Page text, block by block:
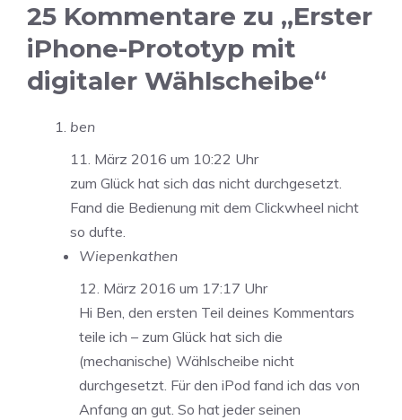
25 Kommentare zu „Erster
iPhone-Prototyp mit
digitaler Wählscheibe“
ben
11. März 2016 um 10:22 Uhr
zum Glück hat sich das nicht durchgesetzt.
Fand die Bedienung mit dem Clickwheel nicht
so dufte.
Wiepenkathen
12. März 2016 um 17:17 Uhr
Hi Ben, den ersten Teil deines Kommentars
teile ich – zum Glück hat sich die
(mechanische) Wählscheibe nicht
durchgesetzt. Für den iPod fand ich das von
Anfang an gut. So hat jeder seinen